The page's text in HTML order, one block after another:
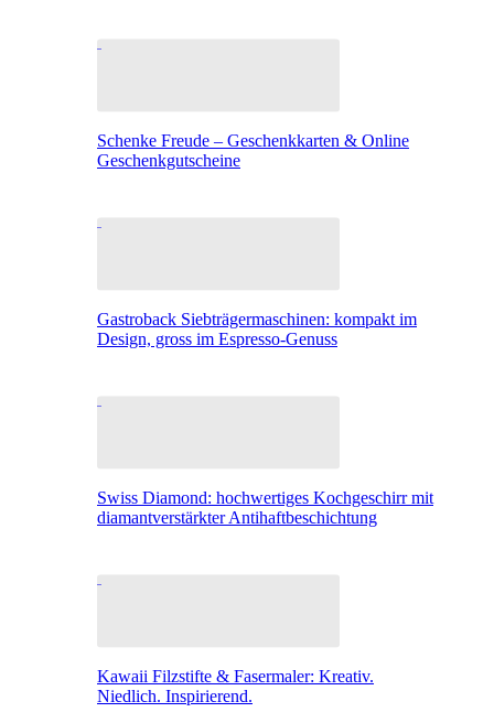
Schenke Freude – Geschenkkarten & Online
Geschenkgutscheine
Gastroback Siebträgermaschinen: kompakt im
Design, gross im Espresso-Genuss
Swiss Diamond: hochwertiges Kochgeschirr mit
diamantverstärkter Antihaftbeschichtung
Kawaii Filzstifte & Fasermaler: Kreativ.
Niedlich. Inspirierend.